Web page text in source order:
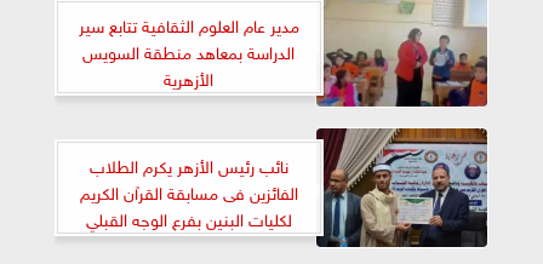
مدير عام العلوم الثقافية تتابع سير
الدراسة بمعاهد منطقة السويس
الأزهرية
نائب رئيس الأزهر يكرم الطلاب
الفائزين فى مسابقة القرآن الكريم
لكليات البنين بفرع الوجه القبلي